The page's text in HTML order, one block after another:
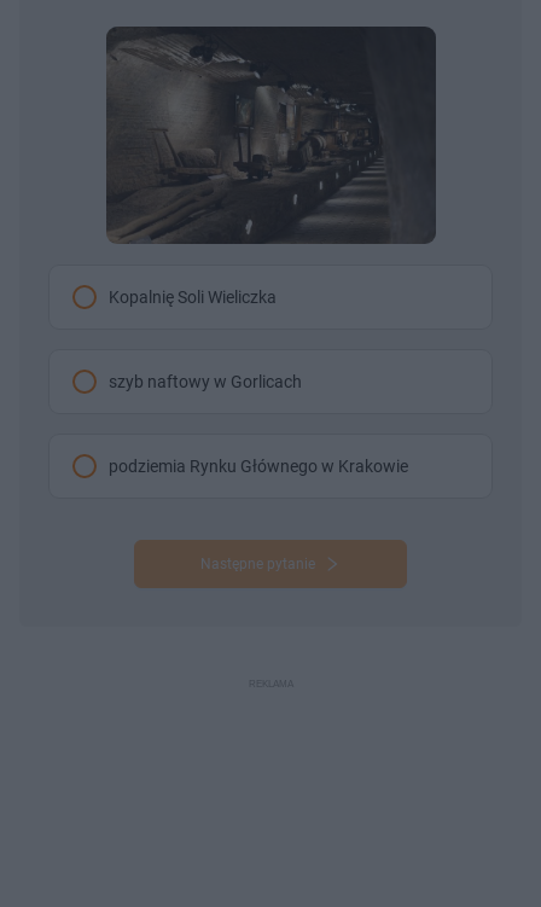
Kopalnię Soli Wieliczka
szyb naftowy w Gorlicach
podziemia Rynku Głównego w Krakowie
Następne pytanie